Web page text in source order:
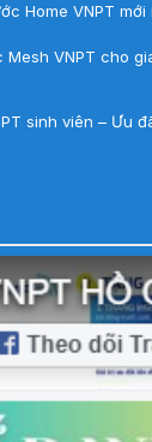
Home VNPT
VNPT cho
sinh viên – Ưu